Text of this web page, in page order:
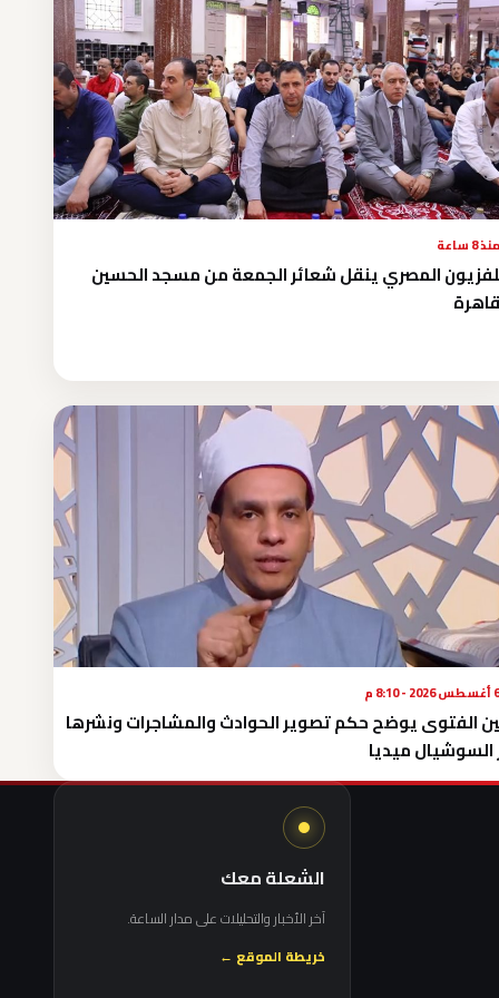
8 ساعة
المصري ينقل شعائر الجمعة من مسجد الحسين
- 8:10 م
الفتوى يوضح حكم تصوير الحوادث والمشاجرات ونشرها
السوشيال ميديا
الشعلة معك
آخر الأخبار والتحليلات على مدار الساعة.
خريطة الموقع ←